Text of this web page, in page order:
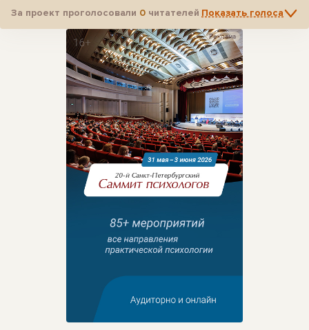
За проект проголосовали 0 читателей Показать голоса
Реклама